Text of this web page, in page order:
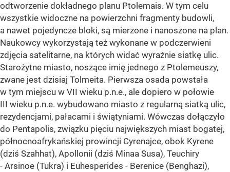
odtworzenie dokładnego planu Ptolemais. W tym celu
wszystkie widoczne na powierzchni fragmenty budowli,
a nawet pojedyncze bloki, są mierzone i nanoszone na plan.
Naukowcy wykorzystają też wykonane w podczerwieni
zdjęcia satelitarne, na których widać wyraźnie siatkę ulic.
Starożytne miasto, noszące imię jednego z Ptolemeuszy,
zwane jest dzisiaj Tolmeita. Pierwsza osada powstała
w tym miejscu w VII wieku p.n.e., ale dopiero w połowie
III wieku p.n.e. wybudowano miasto z regularną siatką ulic,
rezydencjami, pałacami i świątyniami. Wówczas dołączyło
do Pentapolis, związku pięciu największych miast bogatej,
północnoafrykańskiej prowincji Cyrenajce, obok Kyrene
(dziś Szahhat), Apollonii (dziś Minaa Susa), Teuchiry
- Arsinoe (Tukra) i Euhesperides - Berenice (Benghazi),